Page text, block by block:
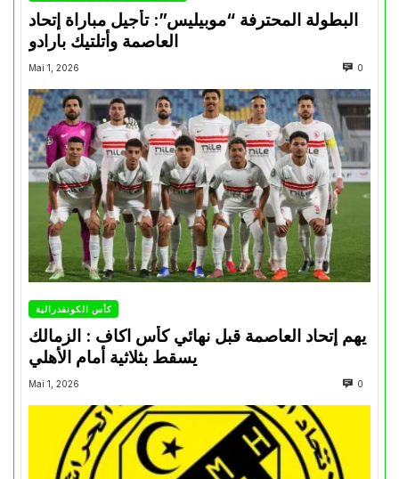
البطولة المحترفة “موبيليس”: تأجيل مباراة إتحاد
العاصمة وأتلتيك بارادو
Mai 1, 2026 0
كأس الكونفدرالية
يهم إتحاد العاصمة قبل نهائي كأس اكاف : الزمالك
Mai 1, 2026 0